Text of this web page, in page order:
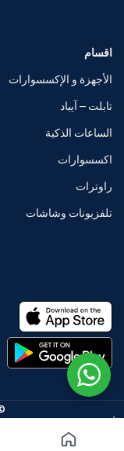
اقسام
الأجهزة و الإكسسوارات
تابلت – آيباد
الساعات الذكية
اكسسوارات
راوترات
تلفزيونات وشاشات
Kuwait